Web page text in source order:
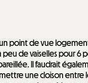
point de vue
de vaiselles pour 6
Il faudrait
une cloison entre